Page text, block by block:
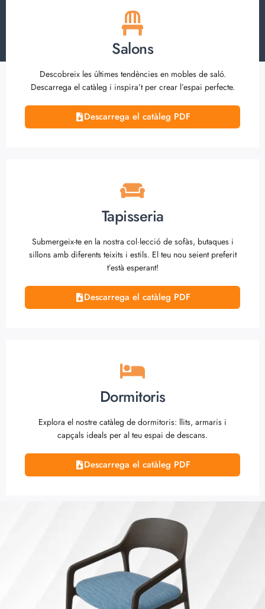
Salons
Descobreix les últimes tendències en mobles de saló.
Descarrega el catàleg i inspira’t per crear l’espai perfecte.
Descarrega el catàleg PDF
Tapisseria
Submergeix-te en la nostra col·lecció de sofàs, butaques i
sillons amb diferents teixits i estils. El teu nou seient preferit
t’està esperant!
Descarrega el catàleg PDF
Dormitoris
Explora el nostre catàleg de dormitoris: llits, armaris i
capçals ideals per al teu espai de descans.
Descarrega el catàleg PDF